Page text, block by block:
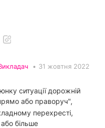
• 31 жовтня 2022
ситуації дорожній
або праворуч",
перехресті,
більше